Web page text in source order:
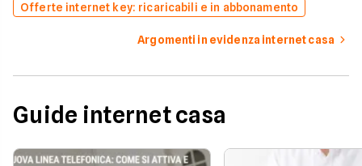
Offerte internet key: ricaricabili e in abbonamento
Argomenti in evidenza internet casa
Guide internet casa